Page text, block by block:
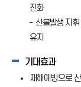
진화
산불발생 지
유지
기대효과
재해예방으로